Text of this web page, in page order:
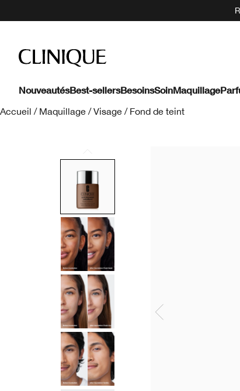
NouveautésBest-sellersBesoinsSoinMaquillage
Accueil / Maquillage / Visage / Fond de teint